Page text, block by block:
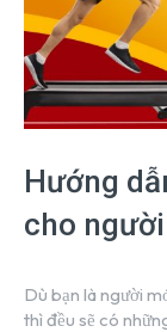
Hướng
cho
Dù bạn là người
thì đều sẽ có